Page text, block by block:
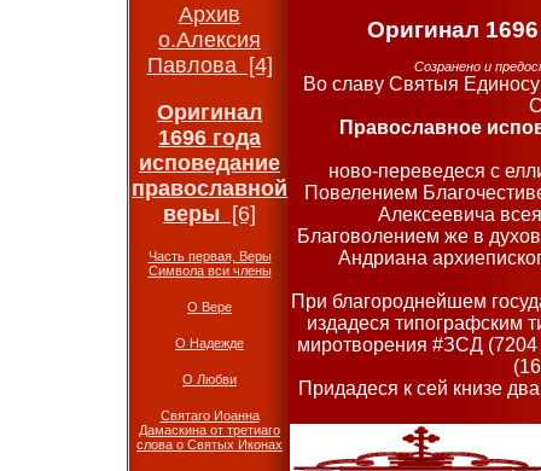
Архив
о.Алексия
Павлова [4]
Оригинал
1696 года
исповедание
православной
веры [6]
Часть первая, Веры
Символа вси члены
О Вере
О Надежде
О Любви
Святаго Иоанна
Дамаскина от третиаго
слова о Святых Иконах
Оригинал
Созранено и
Во славу Святыя
Православное
ново-переведеся с
Повелением
Алексеевича
Благоволением же в
Андриана
При благороднейшем
издадеся типографским
миротворения #ЗСД
Придадеся к сей книзе